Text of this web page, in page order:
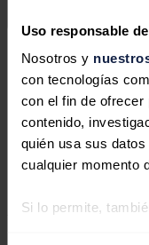
Uso responsable
Nosotros y
con tecnologías
con el fin de ofrecer
contenido,
quién usa sus
cualquier momento
Si lo permite,
Síguenos en redes sociales
Últimas noticias